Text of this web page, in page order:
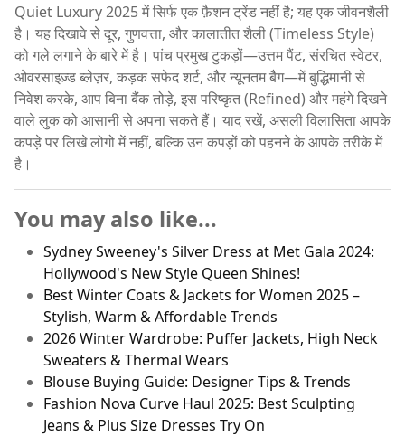
Quiet Luxury 2025 में सिर्फ एक फ़ैशन ट्रेंड नहीं है; यह एक जीवनशैली
है। यह दिखावे से दूर, गुणवत्ता, और कालातीत शैली (Timeless Style)
को गले लगाने के बारे में है। पांच प्रमुख टुकड़ों—उत्तम पैंट, संरचित स्वेटर,
ओवरसाइज़्ड ब्लेज़र, कड़क सफेद शर्ट, और न्यूनतम बैग—में बुद्धिमानी से
निवेश करके, आप बिना बैंक तोड़े, इस परिष्कृत (Refined) और महंगे दिखने
वाले लुक को आसानी से अपना सकते हैं। याद रखें, असली विलासिता आपके
कपड़े पर लिखे लोगो में नहीं, बल्कि उन कपड़ों को पहनने के आपके तरीके में
है।
You may also like...
Sydney Sweeney's Silver Dress at Met Gala 2024:
Hollywood's New Style Queen Shines!
Best Winter Coats & Jackets for Women 2025 –
Stylish, Warm & Affordable Trends
2026 Winter Wardrobe: Puffer Jackets, High Neck
Sweaters & Thermal Wears
Blouse Buying Guide: Designer Tips & Trends
Fashion Nova Curve Haul 2025: Best Sculpting
Jeans & Plus Size Dresses Try On